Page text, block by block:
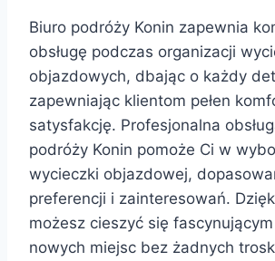
Biuro podróży Konin zapewnia
obsługę podczas organizacji
objazdowych, dbając o każdy
zapewniając klientom pełen
satysfakcję. Profesjonalna
podróży Konin pomoże Ci w
wycieczki objazdowej,
preferencji i zainteresowań.
możesz cieszyć się
nowych miejsc bez żadnych